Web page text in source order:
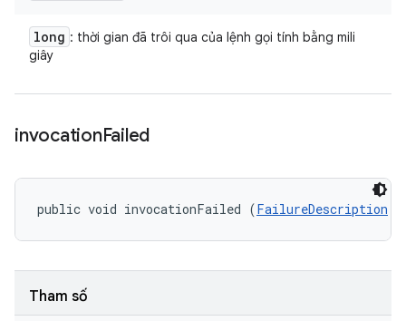
long : thời gian đã trôi qua của lệnh gọi tính bằng mili
giây
invocationFailed
public void invocationFailed (FailureDescription
Tham số